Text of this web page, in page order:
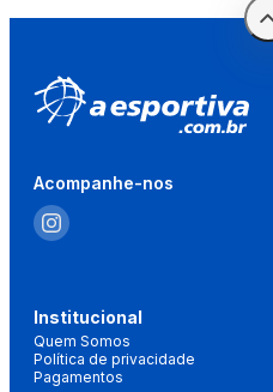
Acompanhe-nos
Institucional
Quem Somos
Política de privacidade
Pagamentos